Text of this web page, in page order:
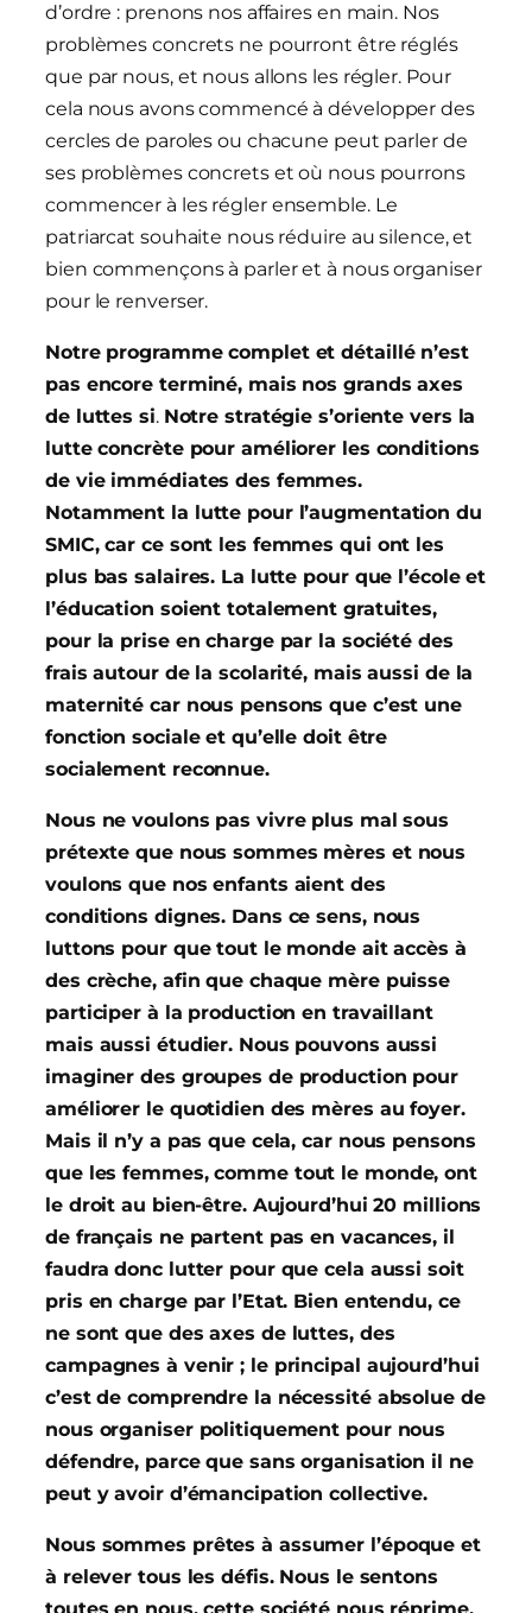
d’ordre : prenons nos affaires en main. Nos
problèmes concrets ne pourront être réglés
que par nous, et nous allons les régler. Pour
cela nous avons commencé à développer des
cercles de paroles ou chacune peut parler de
ses problèmes concrets et où nous pourrons
commencer à les régler ensemble. Le
patriarcat souhaite nous réduire au silence, et
bien commençons à parler et à nous organiser
pour le renverser.
Notre programme complet et détaillé n’est
pas encore terminé, mais nos grands axes
de luttes si. Notre stratégie s’oriente vers la
lutte concrète pour améliorer les conditions
de vie immédiates des femmes.
Notamment la lutte pour l’augmentation du
SMIC, car ce sont les femmes qui ont les
plus bas salaires. La lutte pour que l’école et
l’éducation soient totalement gratuites,
pour la prise en charge par la société des
frais autour de la scolarité, mais aussi de la
maternité car nous pensons que c’est une
fonction sociale et qu’elle doit être
socialement reconnue.
Nous ne voulons pas vivre plus mal sous
prétexte que nous sommes mères et nous
voulons que nos enfants aient des
conditions dignes. Dans ce sens, nous
luttons pour que tout le monde ait accès à
des crèche, afin que chaque mère puisse
participer à la production en travaillant
mais aussi étudier. Nous pouvons aussi
imaginer des groupes de production pour
améliorer le quotidien des mères au foyer.
Mais il n’y a pas que cela, car nous pensons
que les femmes, comme tout le monde, ont
le droit au bien-être. Aujourd’hui 20 millions
de français ne partent pas en vacances, il
faudra donc lutter pour que cela aussi soit
pris en charge par l’Etat. Bien entendu, ce
ne sont que des axes de luttes, des
campagnes à venir ; le principal aujourd’hui
c’est de comprendre la nécessité absolue de
nous organiser politiquement pour nous
défendre, parce que sans organisation il ne
peut y avoir d’émancipation collective.
Nous sommes prêtes à assumer l’époque et
à relever tous les défis. Nous le sentons